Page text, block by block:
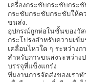
เครื่องกระชับกระชับกระ
กระชับกระชับกระชับให้ค
ขนส่ง.
อุปกรณ์ถูกห่อในชั้นของวั
กระโปรงสําหรับความเข้
เคลื่อนไหวใด ๆ ระหว่างก
สําหรับการขนส่งระหว่าง
บรรจุที่แข็งแกร่ง
ทีมงานการจัดส่งของเรา